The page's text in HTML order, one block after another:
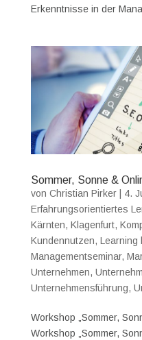
Erkenntnisse in der
Sommer, Sonne &
von Christian Pirker| 4.
Erfahrungsorientiertes
Kärnten, Klagenfurt,
Kundennutzen, Learning
Managementseminar,
Unternehmen,
Unternehmensführung,
Workshop „Sommer,
Workshop „Sommer,